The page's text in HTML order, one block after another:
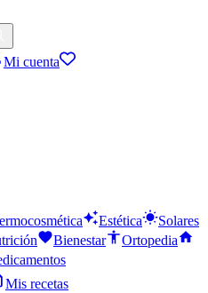
Mi cuenta
Estética
Solares
Bienestar
Ortopedia
Mis recetas